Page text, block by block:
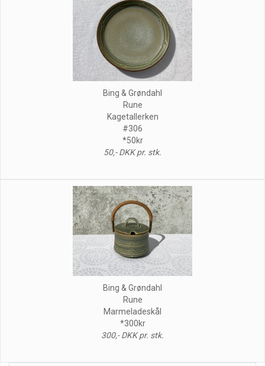
Bing & Grøndahl
Rune
Kagetallerken
#306
*50kr
50,- DKK pr. stk.
Bing & Grøndahl
Rune
Marmeladeskål
*300kr
300,- DKK pr. stk.